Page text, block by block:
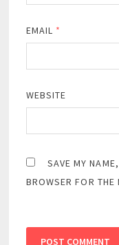
EMAIL *
WEBSITE
SAVE MY
BROWSER FOR THE